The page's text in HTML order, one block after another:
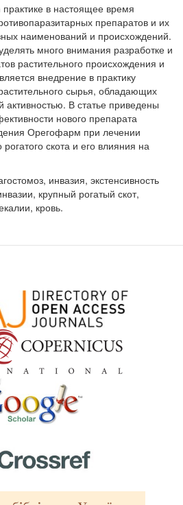
в настоящее время
препаратов и их
наименований и происхождений.
много внимания разработке и
растительного происхождения и
внедрение в практику
сырья, обладающих
активностью. В статье приведены
нового препарата
Орегофарм при лечении
скота и его влияния на
инвазия, экстенсивность
крупный рогатый скот,
кровь.